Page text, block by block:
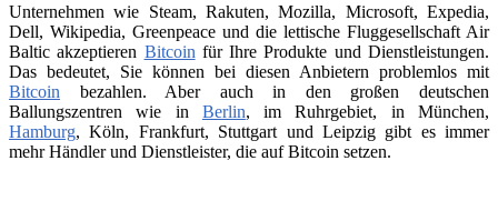
Unternehmen wie Steam, Rakuten, Mozilla, Microsoft, Expedia,
Dell, Wikipedia, Greenpeace und die lettische Fluggesellschaft Air
Baltic akzeptieren Bitcoin für Ihre Produkte und Dienstleistungen.
Das bedeutet, Sie können bei diesen Anbietern problemlos mit
Bitcoin bezahlen. Aber auch in den großen deutschen
Ballungszentren wie in Berlin, im Ruhrgebiet, in München,
Hamburg, Köln, Frankfurt, Stuttgart und Leipzig gibt es immer
mehr Händler und Dienstleister, die auf Bitcoin setzen.